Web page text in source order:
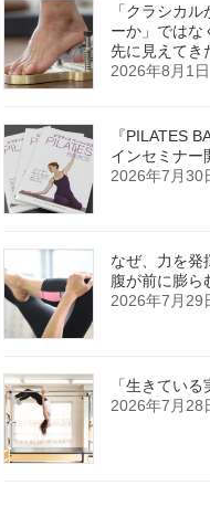
「クラシカ
ーか」ではな
先に見えてき
2026年8月1日
『PILATES
インセミナー
2026年7月30
なぜ、力を発
腹が前に膨ら
2026年7月29
「生きてい
2026年7月28